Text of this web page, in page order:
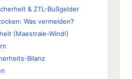
& ZTL-Bußgelder
Was vermeiden?
(Maestrale-Wind!)
Bilanz